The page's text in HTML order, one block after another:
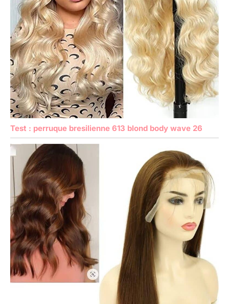
Test : perruque bresilienne 613 blond body wave 26